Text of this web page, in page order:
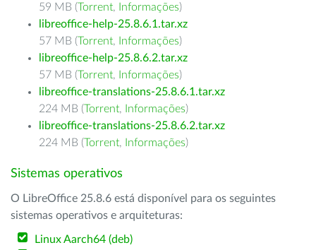
59 MB (Torrent, Informações)
libreoffice-help-25.8.6.1.tar.xz
57 MB (Torrent, Informações)
libreoffice-help-25.8.6.2.tar.xz
57 MB (Torrent, Informações)
libreoffice-translations-25.8.6.1.tar.xz
224 MB (Torrent, Informações)
libreoffice-translations-25.8.6.2.tar.xz
224 MB (Torrent, Informações)
Sistemas operativos
O LibreOffice 25.8.6 está disponível para os seguintes
sistemas operativos e arquiteturas:
Linux Aarch64 (deb)